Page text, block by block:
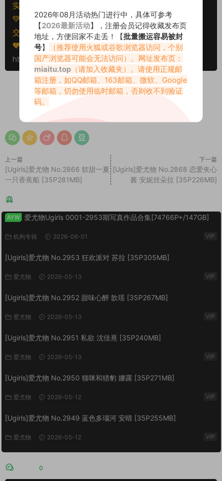
实将封禁账号权限！
💚本文资源均来源网友分享，若侵犯了您的权益可以提
交工单处理。
🧡转载请注明出处！原文链接：
https://miaitu.cc/81175.html
上一篇
[Ugirls]爱尤物 No.2866 软甜一夏
一只香蕉船 [35P281MB]
下一篇
[Ugirls]爱尤物 No.2868 恋爱夹心
酱 安妮丝朵拉 [35P226MB]
AYW 爱尤物Ugirls 0001-2953期写真作品合集[74766P+/147GB]
机构专辑 2026-06-01 VIP
[Ugirls]爱尤物 No.2953 狂欢派对 苏拉 [35P305MB]
爱尤物 2026-05-13 VIP
[Ugirls]爱尤物 No.2952 甜味心醉 歆瑶 [35P267MB]
爱尤物 2026-05-13 VIP
[Ugirls]爱尤物 No.2951 私欲 沈佳熹 [35P240MB]
爱尤物 2026-05-13 VIP
[Ugirls]爱尤物 No.2950 猫咪和猎豹 娜露 [35P271MB]
爱尤物 2026-05-12 VIP
[Ugirls]爱尤物 No.2949 蓝色多瑙河 安晴 [35P255MB]
爱尤物 2026-05-12 VIP
0
2026年08月活动热门进行中，具体可参考
【2026最新活动】，注册会员记得收藏发布页
地址，方便回家不走丢！【批量搬运容易被封
号】
（推荐使用火狐或谷歌浏览器访问，个别
国产浏览器可能会无法访问）。网址发布页：
miaitu.top （请加入收藏夹）。请使用正规邮
箱注册，如QQ邮箱、163邮箱、微软、Google
等邮箱，切勿使用临时邮箱，否则收不到验证
码。